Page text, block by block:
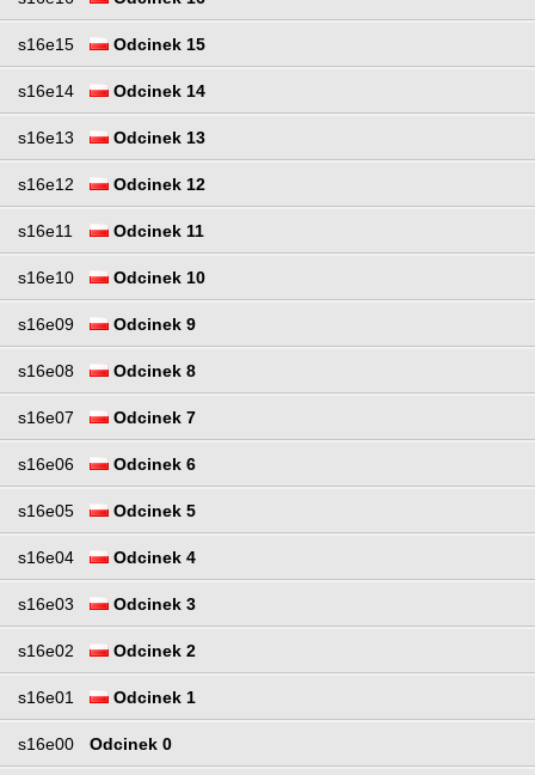
s16e15 Odcinek 15
s16e14 Odcinek 14
s16e13 Odcinek 13
s16e12 Odcinek 12
s16e11 Odcinek 11
s16e10 Odcinek 10
s16e09 Odcinek 9
s16e08 Odcinek 8
s16e07 Odcinek 7
s16e06 Odcinek 6
s16e05 Odcinek 5
s16e04 Odcinek 4
s16e03 Odcinek 3
s16e02 Odcinek 2
s16e01 Odcinek 1
s16e00 Odcinek 0